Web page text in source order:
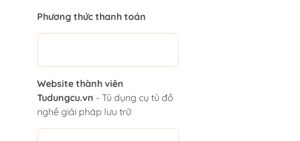
Phương thức thanh toán
Website thành viên
Tudungcu.vn - Tủ dụng cụ tủ đồ
nghề giải pháp lưu trữ